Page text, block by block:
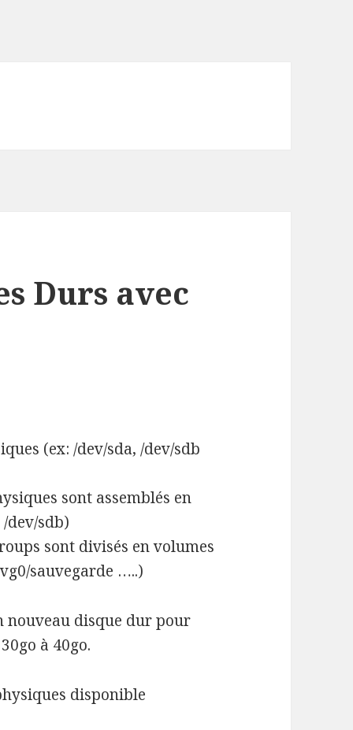
Durs avec
(ex: /dev/sda, /dev/sdb
sont assemblés en
dev/sdb)
sont divisés en volumes
sauvegarde …..)
nouveau disque dur pour
à 40go.
disponible